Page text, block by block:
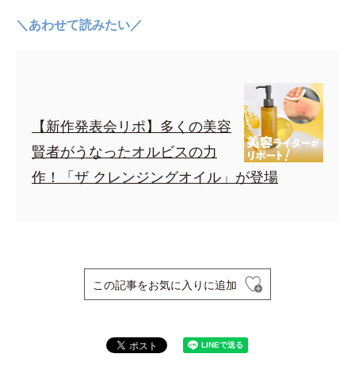
＼あわせて読みたい／
【新作発表会リポ】多くの美容
賢者がうなったオルビスの力
作！「ザ クレンジングオイル」が登場
この記事をお気に入りに追加